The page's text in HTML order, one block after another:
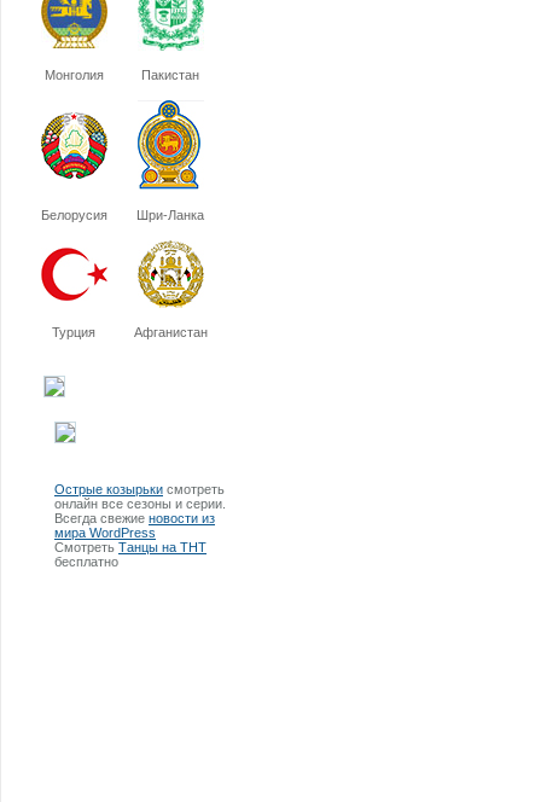
Монголия Пакистан
Белорусия Шри-Ланка
Турция Афганистан
Острые козырьки смотреть
онлайн все сезоны и серии.
Всегда свежие новости из
мира WordPress
Смотреть Танцы на ТНТ
бесплатно